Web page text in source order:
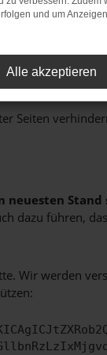
Seiten
neuesten Stand
dazu führen,
Wir werden
und um
Alle akzeptieren